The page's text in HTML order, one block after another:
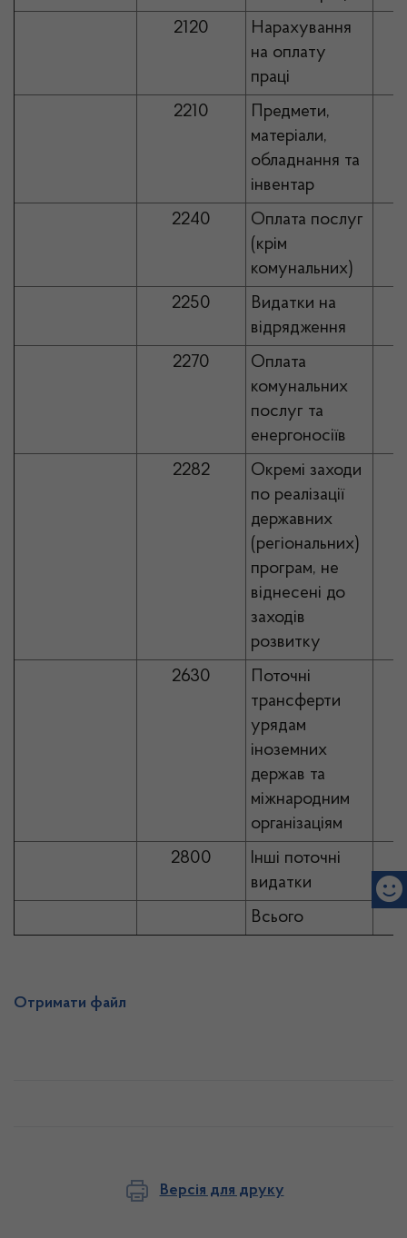
2120
Нарахування
на оплату
праці
2210
Предмети,
матеріали,
обладнання та
інвентар
2240
Оплата послуг
(крім
комунальних)
2250
Видатки на
відрядження
2270
Оплата
комунальних
послуг та
енергоносіїв
2282
Окремі заходи
по реалізації
державних
(регіональних)
програм, не
віднесені до
заходів
розвитку
2630
Поточні
трансферти
урядам
іноземних
держав та
міжнародним
організаціям
2800
Інші поточні
видатки
Всього
Отримати файл
Версія для друку